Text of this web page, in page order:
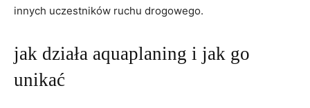
innych uczestników ruchu drogowego.
jak działa aquaplaning i jak go
unikać